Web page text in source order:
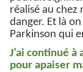
réalisé au chez
danger. Et là
Parkinson qui
J’ai continué à
pour apaiser